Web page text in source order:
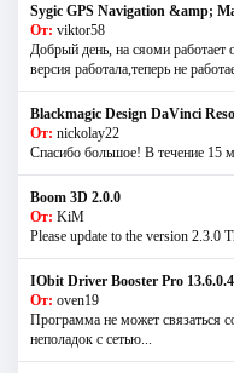
Sygic GPS Navigation &amp;
От: viktor58
Добрый день, на сяоми
версия работала,теперь не
Blackmagic Design DaVinci
От: nickolay22
Спасибо большое! В течение 15
Boom 3D 2.0.0
От: KiM
Please update to the version 2.3.0
IObit Driver Booster Pro
От: oven19
Программа не может связаться
неполадок с сетью...